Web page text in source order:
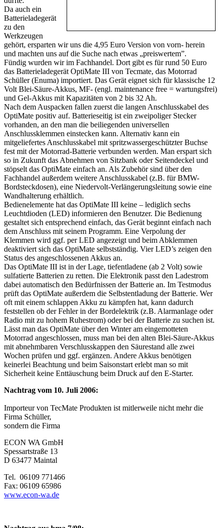
Da auch ein
Batterieladegerät
zu den
Werkzeugen
gehört, ersparten wir uns die 4,95 Euro Version von vorn- herein
und machten uns auf die Suche nach etwas „preiswertem”.
Fündig wurden wir im Fachhandel. Dort gibt es für rund 50 Euro
das Batterieladegerät OptiMate III von Tecmate, das Motorrad
Schüller (Enuma) importiert. Das Gerät eignet sich für klassische 12
Volt Blei-Säure-Akkus, MF- (engl. maintenance free = wartungsfrei)
und Gel-Akkus mit Kapazitäten von 2 bis 32 Ah.
Nach dem Auspacken fallen zuerst die langen Anschlusskabel des
OptiMate positiv auf. Batterieseitig ist ein zweipoliger Stecker
vorhanden, an den man die beiliegenden universellen
Anschlussklemmen einstecken kann. Alternativ kann ein
mitgeliefertes Anschlusskabel mit spritzwassergeschützter Buchse
fest mit der Motorrad-Batterie verbunden werden. Man erspart sich
so in Zukunft das Abnehmen von Sitzbank oder Seitendeckel und
stöpselt das OptiMate einfach an. Als Zubehör sind über den
Fachhandel außerdem weitere Anschlusskabel (z.B. für BMW-
Bordsteckdosen), eine Niedervolt-Verlängerungsleitung sowie eine
Wandhalterung erhältlich.
Bedienelemente hat das OptiMate III keine – lediglich sechs
Leuchtdioden (LED) informieren den Benutzer. Die Bedienung
gestaltet sich entsprechend einfach, das Gerät beginnt einfach nach
dem Anschluss mit seinem Programm. Eine Verpolung der
Klemmen wird ggf. per LED angezeigt und beim Abklemmen
deaktiviert sich das OptiMate selbstständig. Vier LED’s zeigen den
Status des angeschlossenen Akkus an.
Das OptiMate III ist in der Lage, tiefentladene (ab 2 Volt) sowie
sulfatierte Batterien zu retten. Die Elektronik passt den Ladestrom
dabei automatisch den Bedürfnissen der Batterie an. Im Testmodus
prüft das OptiMate außerdem die Selbstentladung der Batterie. Wer
oft mit einem schlappen Akku zu kämpfen hat, kann dadurch
feststellen ob der Fehler in der Bordelektrik (z.B. Alarmanlage oder
Radio mit zu hohem Ruhestrom) oder bei der Batterie zu suchen ist.
Lässt man das OptiMate über den Winter am eingemotteten
Motorrad angeschlossen, muss man bei den alten Blei-Säure-Akkus
mit abnehmbaren Verschlusskappen den Säurestand alle zwei
Wochen prüfen und ggf. ergänzen. Andere Akkus benötigen
keinerlei Beachtung und beim Saisonstart erlebt man so mit
Sicherheit keine Enttäuschung beim Druck auf den E-Starter.
Nachtrag vom 10. Juli 2006:
Importeur von TecMate Produkten ist mitlerweile nicht mehr die
Firma Schüller,
sondern die Firma
ECON WA GmbH
Spessartstraße 13
D 63477 Maintal
Tel. 06109 771466
Fax: 06109 65986
www.econ-wa.de